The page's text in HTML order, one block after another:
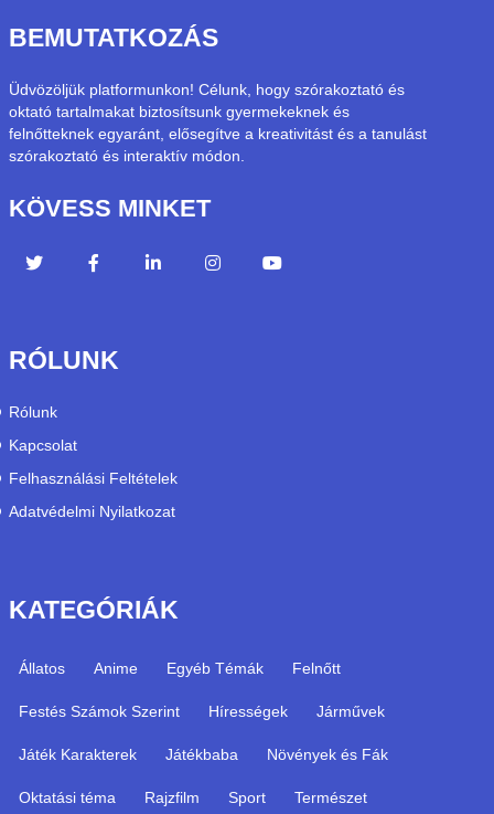
BEMUTATKOZÁS
Üdvözöljük platformunkon! Célunk, hogy szórakoztató és
oktató tartalmakat biztosítsunk gyermekeknek és
felnőtteknek egyaránt, elősegítve a kreativitást és a tanulást
szórakoztató és interaktív módon.
KÖVESS MINKET
RÓLUNK
Rólunk
Kapcsolat
Felhasználási Feltételek
Adatvédelmi Nyilatkozat
KATEGÓRIÁK
Állatos Anime Egyéb Témák Felnőtt
Festés Számok Szerint Hírességek Járművek
Játék Karakterek Játékbaba Növények és Fák
Oktatási téma Rajzfilm Sport Természet